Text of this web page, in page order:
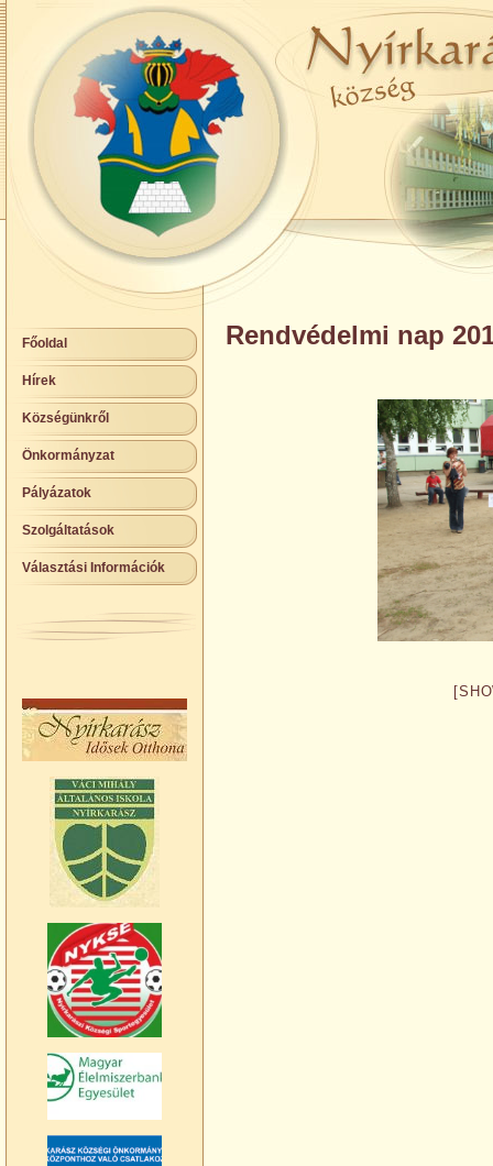
Főoldal
Hírek
Községünkről
Önkormányzat
Pályázatok
Szolgáltatások
Választási Információk
Rendvédelmi nap